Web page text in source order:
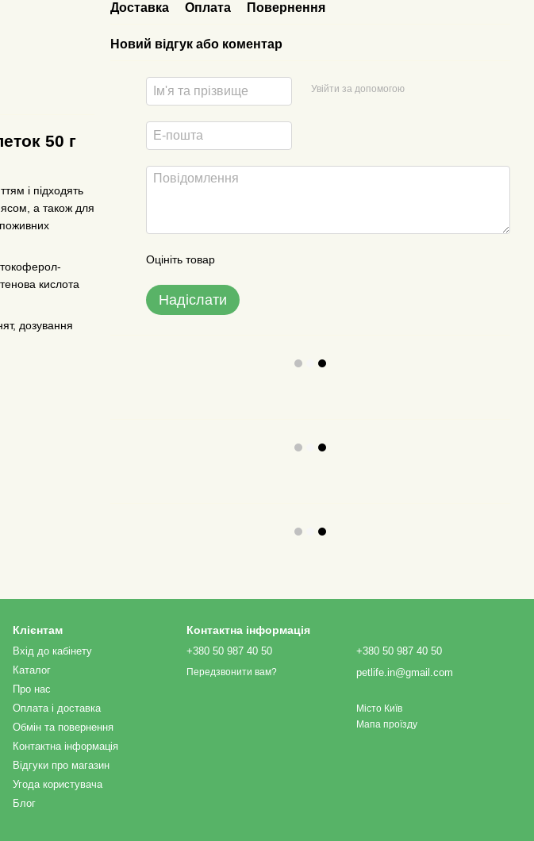
50 г
і підходять
а також для
кислота
дозування
Доставка Оплата Повернення
Новий відгук або коментар
Увійти за допомогою
Оцініть товар
Надіслати
Клієнтам
Вхід до кабінету
Каталог
Про нас
Оплата і доставка
Обмін та повернення
Контактна інформація
Відгуки про магазин
Угода користувача
Блог
Контактна інформація
+380 50 987 40 50
Передзвонити вам?
+380 50 987 40 50
petlife.in@gmail.com
Місто Київ
Мапа проїзду